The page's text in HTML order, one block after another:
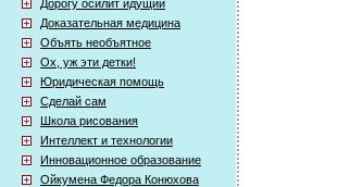
Дорогу осилит идущий
Доказательная медицина
Объять необъятное
Ох, уж эти детки!
Юридическая помощь
Сделай сам
Школа рисования
Интеллект и технологии
Инновационное образование
Ойкумена Федора Конюхова